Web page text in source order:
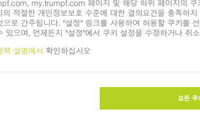
중요한 역할을 담당했습니
급 장치의 품질에 의해 결
칩 제조를 목적으로 다양
또는 제거(플라즈마 에칭)
가 생성되는데, 이 가스는
해 효과적으로 정화됩니